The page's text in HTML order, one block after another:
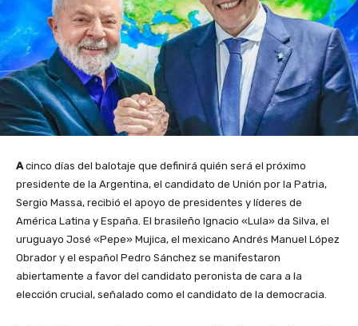
Acinco días del balotaje que definirá quién será el próximo
presidente de la Argentina, el candidato de Unión por la Patria,
Sergio Massa, recibió el apoyo de presidentes y líderes de
América Latina y España. El brasileño Ignacio «Lula» da Silva, el
uruguayo José «Pepe» Mujica, el mexicano Andrés Manuel López
Obrador y el español Pedro Sánchez se manifestaron
abiertamente a favor del candidato peronista de cara a la
elección crucial, señalado como el candidato de la democracia.